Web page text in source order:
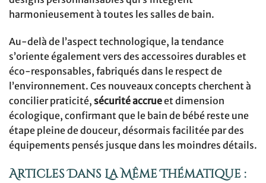
harmonieusement à toutes les salles de bain.
Au-delà de l’aspect technologique, la tendance
s’oriente également vers des accessoires durables et
éco-responsables, fabriqués dans le respect de
l’environnement. Ces nouveaux concepts cherchent à
concilier praticité, sécurité accrueet dimension
écologique, confirmant que le bain de bébé reste une
étape pleine de douceur, désormais facilitée par des
équipements pensés jusque dans les moindres détails.
Articles Dans La Même Thématique :